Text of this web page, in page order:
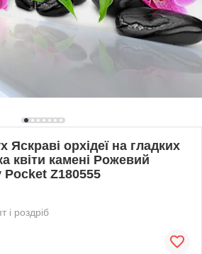
орхідеї на гладких
квіти камені Рожевий
Z180555
і роздріб